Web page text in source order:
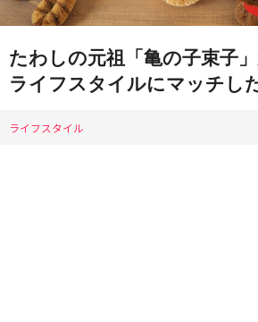
たわしの元祖「亀の子束子
ライフスタイルにマッチし
ライフスタイル